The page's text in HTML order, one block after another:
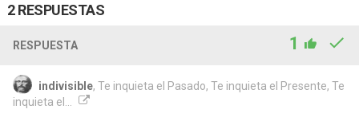
2 RESPUESTAS
RESPUESTA 1
indivisible, Te inquieta el Pasado, Te inquieta el Presente, Te
inquieta el...